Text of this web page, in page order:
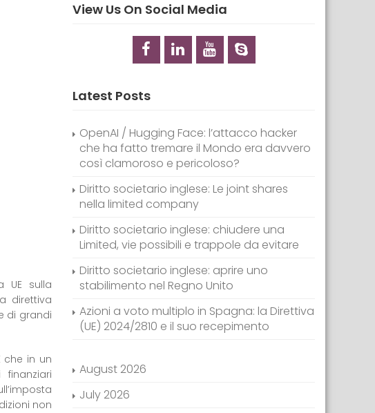
UE sulla
direttiva
di grandi
che in un
non
View Us On Social Media
Latest Posts
OpenAI / Hugging Face: l’attacco hacker
che ha fatto tremare il Mondo era davvero
così clamoroso e pericoloso?
Diritto societario inglese: Le joint shares
nella limited company
Diritto societario inglese: chiudere una
Limited, vie possibili e trappole da evitare
Diritto societario inglese: aprire uno
stabilimento nel Regno Unito
Azioni a voto multiplo in Spagna: la Direttiva
(UE) 2024/2810 e il suo recepimento
August 2026
July 2026